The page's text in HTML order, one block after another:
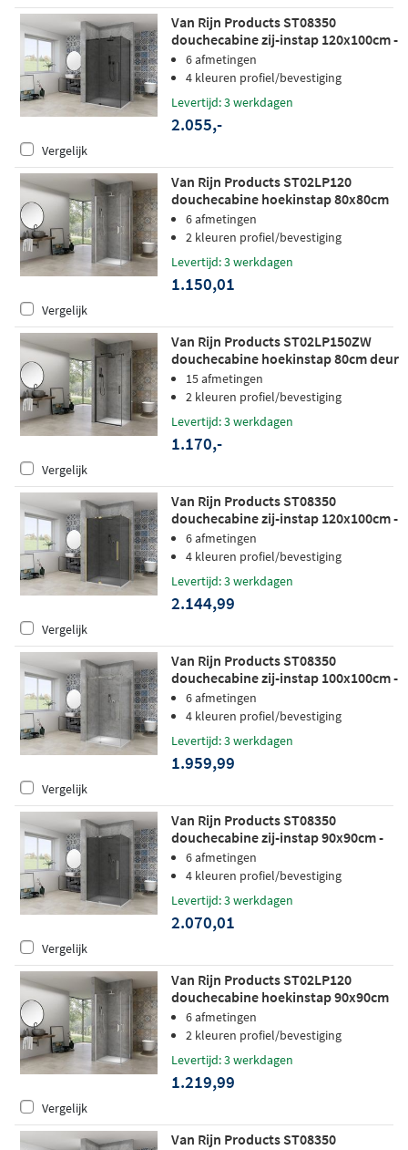
Van Rijn Products ST08350
douchecabine zij-instap 120x100cm -
grijs rookglas - zwart
6 afmetingen
4 kleuren profiel/bevestiging
Levertijd: 3 werkdagen
2.055,-
Vergelijk
Van Rijn Products ST02LP120
douchecabine hoekinstap 80x80cm
chroom
6 afmetingen
2 kleuren profiel/bevestiging
Levertijd: 3 werkdagen
1.150,01
Vergelijk
Van Rijn Products ST02LP150ZW
douchecabine hoekinstap 80cm deur
80cm zijwand zwart
15 afmetingen
2 kleuren profiel/bevestiging
Levertijd: 3 werkdagen
1.170,-
Vergelijk
Van Rijn Products ST08350
douchecabine zij-instap 120x100cm -
grijs rookglas - mat messing
6 afmetingen
4 kleuren profiel/bevestiging
Levertijd: 3 werkdagen
2.144,99
Vergelijk
Van Rijn Products ST08350
douchecabine zij-instap 100x100cm -
helder glas - RVS
6 afmetingen
4 kleuren profiel/bevestiging
Levertijd: 3 werkdagen
1.959,99
Vergelijk
Van Rijn Products ST08350
douchecabine zij-instap 90x90cm -
grijs rookglas - RVS
6 afmetingen
4 kleuren profiel/bevestiging
Levertijd: 3 werkdagen
2.070,01
Vergelijk
Van Rijn Products ST02LP120
douchecabine hoekinstap 90x90cm
chroom
6 afmetingen
2 kleuren profiel/bevestiging
Levertijd: 3 werkdagen
1.219,99
Vergelijk
Van Rijn Products ST08350